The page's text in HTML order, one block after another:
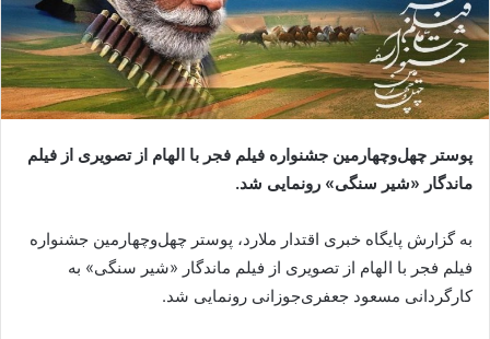
پوستر چهل‌وچهارمین جشنواره فیلم فجر با الهام از تصویری از فیلم
ماندگار «شیر سنگی» رونمایی شد.
به گزارش پایگاه خبری اقتدار ملارد، پوستر چهل‌وچهارمین جشنواره
فیلم فجر با الهام از تصویری از فیلم ماندگار «شیر سنگی» به
کارگردانی مسعود جعفری‌جوزانی رونمایی شد.